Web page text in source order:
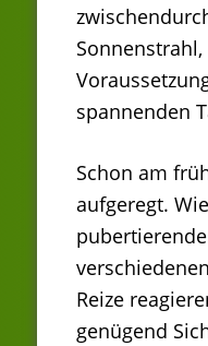
spannenden
Schon am
aufgeregt.
Reize
genügend